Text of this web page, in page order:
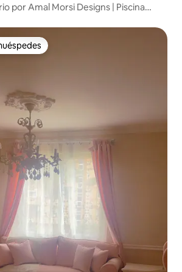
por Amal Morsi Designs | Piscina
entre huéspedes